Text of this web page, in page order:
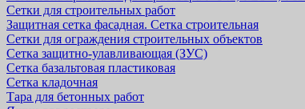
Сетки для строительных работ
Защитная cетка фасадная. Сетка строительная
Сетки для ограждения строительных объектов
Сетка защитно-улавливающая (ЗУС)
Сетка базальтовая пластиковая
Сетка кладочная
Тара для бетонных работ